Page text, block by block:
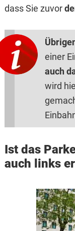
dass Sie zuvor
einer
auch
wird
Ist das
auch links